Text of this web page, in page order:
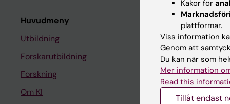
Huvudmeny
Utbildning
Forskarutbildning
Forskning
Om KI
Student
Ladok
Canvas
Schema
Kakor för
plattformar.
Viss information
Genom att
Du kan när som
Mer information
Read this
Tillåt endast